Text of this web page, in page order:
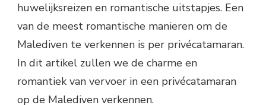
huwelijksreizen en romantische uitstapjes. Een
van de meest romantische manieren om de
Malediven te verkennen is per privécatamaran.
In dit artikel zullen we de charme en
romantiek van vervoer in een privécatamaran
op de Malediven verkennen.